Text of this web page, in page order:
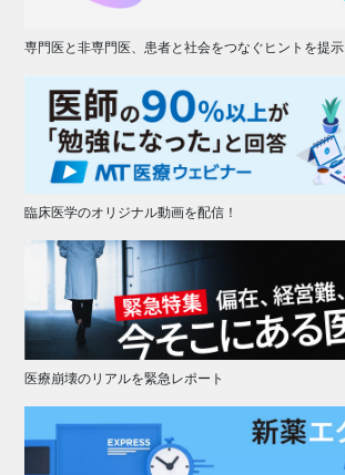
専門医と非専門医、患者と社会をつなぐヒントを提示
臨床医学のオリジナル動画を配信！
医療崩壊のリアルを緊急レポート